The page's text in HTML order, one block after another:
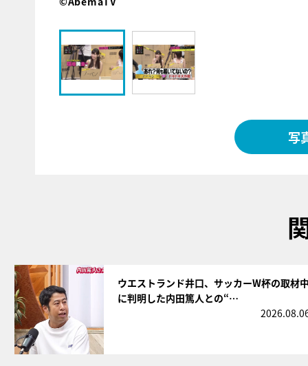
写
ウエストランド井口、サッカーW杯の取材
に判明した内田篤人との“…